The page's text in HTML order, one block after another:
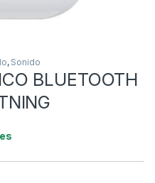
, Sonido
BLUETOOTH